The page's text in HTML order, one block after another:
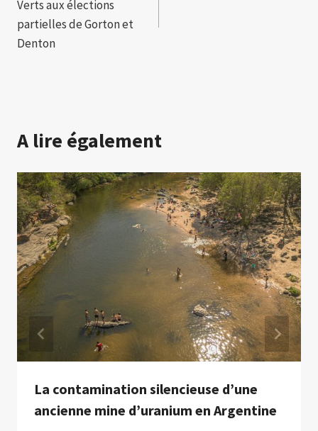
l’article
Verts aux élections
partielles de Gorton et
Denton
A lire également
La contamination silencieuse d’une
ancienne mine d’uranium en Argentine